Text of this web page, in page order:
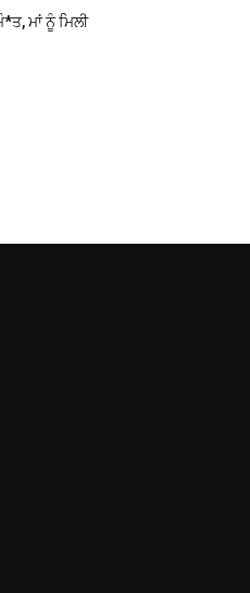
ਮਾਂ ਨੂੰ ਮਿਲੀ